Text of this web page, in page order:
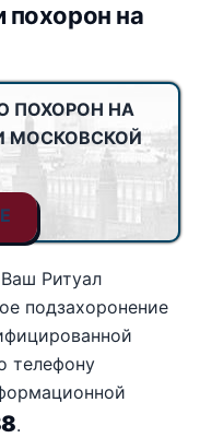
похорон на
ПОХОРОН НА
МОСКОВСКОЙ
Ритуал
подзахоронение
телефону
.